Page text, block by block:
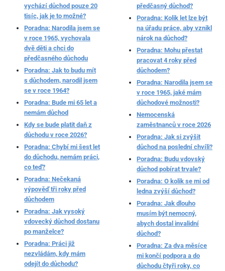
vychází důchod pouze 20
tisíc, jak je to možné?
Poradna: Narodila jsem se
v roce 1965, vychovala
dvě děti a chci do
předčasného důchodu
Poradna: Jak to budu mít
s důchodem, narodil jsem
se v roce 1964?
Poradna: Bude mi 65 let a
nemám důchod
Kdy se bude platit daň z
důchodu v roce 2026?
Poradna: Chybí mi šest let
do důchodu, nemám práci,
co teď?
Poradna: Nečekaná
výpověď tři roky před
důchodem
Poradna: Jak vysoký
vdovecký důchod dostanu
po manželce?
Poradna: Práci již
nezvládám, kdy mám
odejít do důchodu?
předčasný důchod?
Poradna: Kolik let lze být
na úřadu práce, aby vznikl
nárok na důchod?
Poradna: Mohu přestat
pracovat 4 roky před
důchodem?
Poradna: Narodila jsem se
v roce 1965, jaké mám
důchodové možnosti?
Nemocenská
zaměstnanců v roce 2026
Poradna: Jak si zvýšit
důchod na poslední chvíli?
Poradna: Budu vdovský
důchod pobírat trvale?
Poradna: O kolik se mi od
ledna zvýší důchod?
Poradna: Jak dlouho
musím být nemocný,
abych dostal invalidní
důchod?
Poradna: Za dva měsíce
mi končí podpora a do
důchodu čtyři roky, co